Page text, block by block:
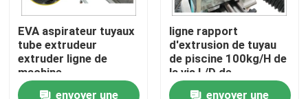
Maison
Produits
Au sujet de nous
EVA aspirateur tuyaux
tube extrudeur
extruder ligne de
machine
envoyer une
ligne rapport
d'extrusion de tuyau
de piscine 100kg/H de
la vis L/D de
l'alimentation
envoyer une